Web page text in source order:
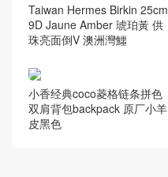
Taiwan Hermes Birkin 25cm
9D Jaune Amber 琥珀黃 供
珠亮面倒V 澳洲灣鱷
小香经典coco菱格链条拼色
双肩背包backpack 原厂小羊
皮黑色